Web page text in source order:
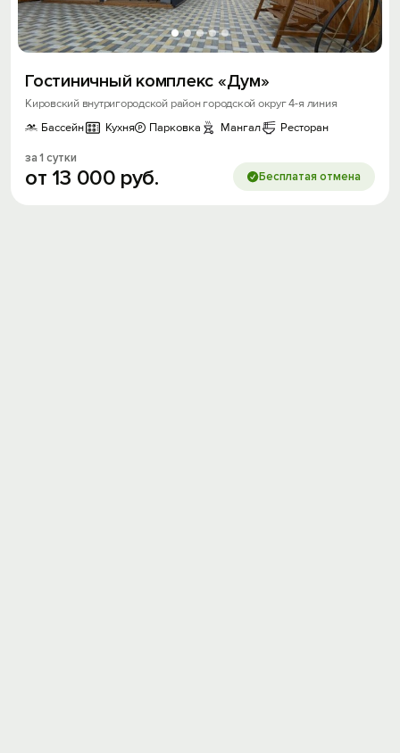
Гостиничный комплекс «Дум»
Кировский внутригородской район городской округ 4-я линия
Бассейн
Кухня Парковка Мангал Ресторан
за 1 сутки
от 13 000 руб. Бесплатая отмена